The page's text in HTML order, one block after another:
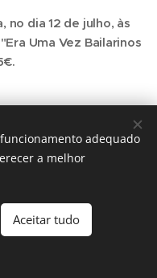
no dia 12 de julho, às
Uma Vez Bailarinos
adequado
a melhor
Aceitar tudo